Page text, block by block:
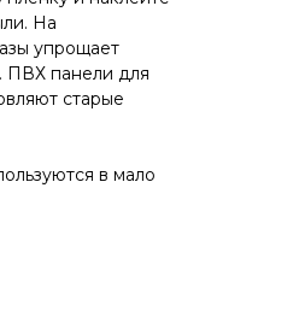
На
упрощает
ПВХ панели для
старые
в мало